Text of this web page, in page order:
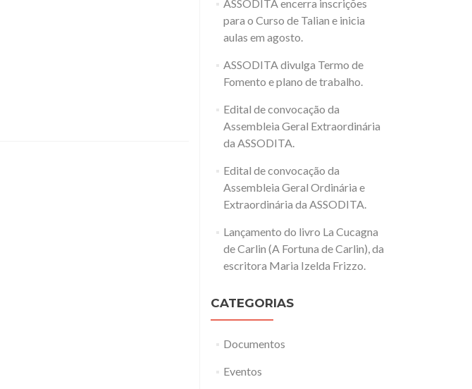
ASSODITA encerra inscrições
para o Curso de Talian e inicia
aulas em agosto.
ASSODITA divulga Termo de
Fomento e plano de trabalho.
Edital de convocação da
Assembleia Geral Extraordinária
da ASSODITA.
Edital de convocação da
Assembleia Geral Ordinária e
Extraordinária da ASSODITA.
Lançamento do livro La Cucagna
de Carlin (A Fortuna de Carlin), da
escritora Maria Izelda Frizzo.
CATEGORIAS
Documentos
Eventos